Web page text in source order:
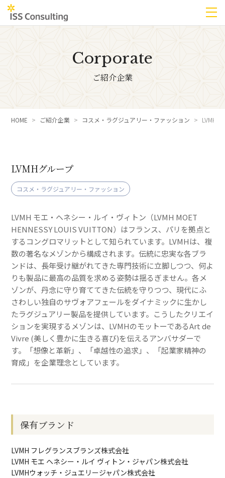
Corporate
ご紹介企業
HOME ご紹介企業 コスメ・ラグジュアリー・ファッション LVMH
LVMHグループ
コスメ・ラグジュアリー・ファッション
LVMH モエ・ヘネシー・ルイ・ヴィトン（LVMH MOET
HENNESSY LOUIS VUITTON）はフランス、パリを拠点と
するコングロマリットとして知られています。LVMHは、複
数の著名なメゾンから構成されます。伝統に忠実な各ブラ
ンドは、長年受け継がれてきた専門技術に立脚しつつ、何よ
りも製品に最高の品質を求める姿勢は揺るぎません。各メ
ゾンが、丹念に守り育ててきた伝統を守りつつ、現代にふ
さわしい独自のサヴォアフェールをダイナミックに生かし
たラグジュアリー製品を提供しています。こうしたクリエイ
ションを実現するメゾンは、LVMHのモットーであるArt de
Vivre (美しく豊かに生きる喜び)を伝えるアンバサダーで
す。「想像と革新」、「卓越性の追求」、「起業家精神の
育成」を企業理念としています。
保有ブランド
LVMH フレグランスブランズ株式会社
LVMH モエ ヘネシー・ルイ ヴィトン・ジャパン株式会社
LVMHウォッチ・ジュエリージャパン株式会社